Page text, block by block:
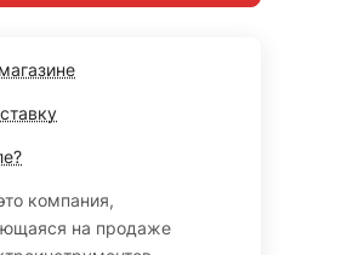
компания,
на продаже